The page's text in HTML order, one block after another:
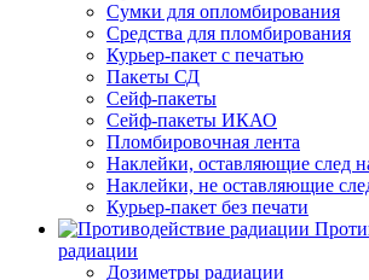
Сумки для опломбирования
Средства для пломбирования
Курьер-пакет с печатью
Пакеты СД
Сейф-пакеты
Сейф-пакеты ИКАО
Пломбировочная лента
Наклейки, оставляющие след
Наклейки, не оставляющие
Курьер-пакет без печати
радиации
Дозиметры радиации